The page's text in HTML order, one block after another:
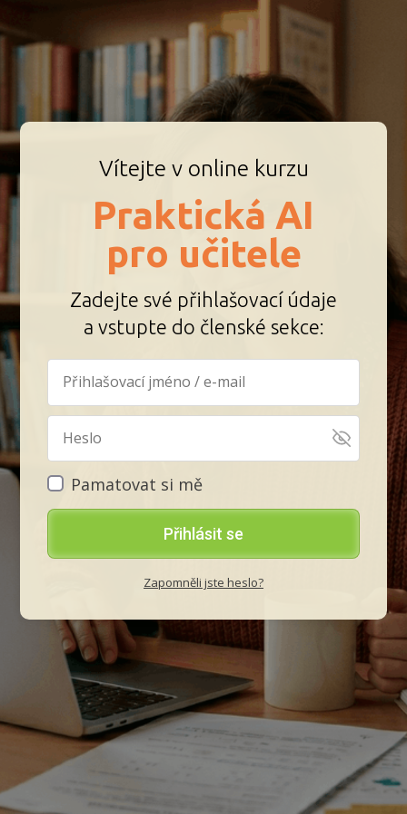
Vítejte v online kurzu
Praktická AI
pro učitele
Zadejte své přihlašovací údaje
a vstupte do členské sekce:
Pamatovat si mě
Přihlásit se
Zapomněli jste heslo?